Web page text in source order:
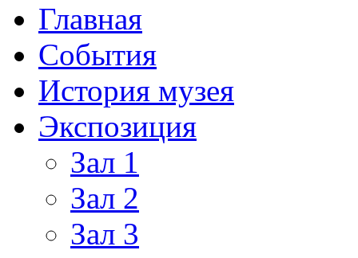
Главная
События
История музея
Экспозиция
Зал 1
Зал 2
Зал 3